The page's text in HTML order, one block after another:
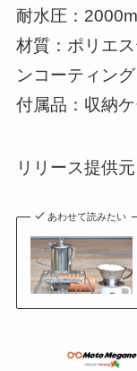
耐水圧：
材質：ポリエ
ンコーティング
付属品：収納ケ
リリース提供
あわせて読みたい